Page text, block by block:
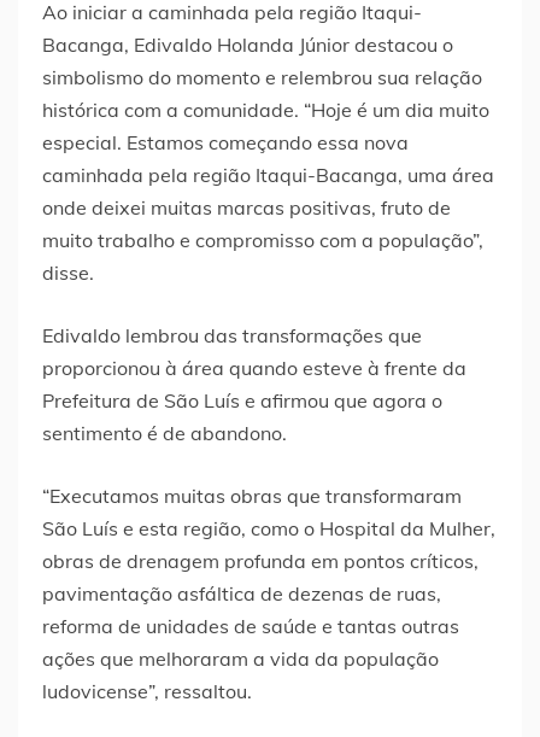
Ao iniciar a caminhada pela região Itaqui-
Bacanga, Edivaldo Holanda Júnior destacou o
simbolismo do momento e relembrou sua relação
histórica com a comunidade. “Hoje é um dia muito
especial. Estamos começando essa nova
caminhada pela região Itaqui-Bacanga, uma área
onde deixei muitas marcas positivas, fruto de
muito trabalho e compromisso com a população”,
disse.
Edivaldo lembrou das transformações que
proporcionou à área quando esteve à frente da
Prefeitura de São Luís e afirmou que agora o
sentimento é de abandono.
“Executamos muitas obras que transformaram
São Luís e esta região, como o Hospital da Mulher,
obras de drenagem profunda em pontos críticos,
pavimentação asfáltica de dezenas de ruas,
reforma de unidades de saúde e tantas outras
ações que melhoraram a vida da população
ludovicense”, ressaltou.